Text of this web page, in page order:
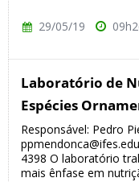
29/05/19
Laboratório de
Espécies
Responsável: Pedro
4398 O laboratório
mais ênfase em